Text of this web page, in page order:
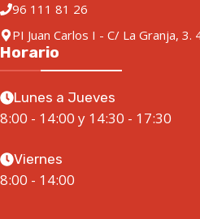
96 111 81 26
PI Juan Carlos I - C/ La Granja,
Horario
Lunes a Jueves
8:00 - 14:00 y 14:30 - 17:30
Viernes
8:00 - 14:00